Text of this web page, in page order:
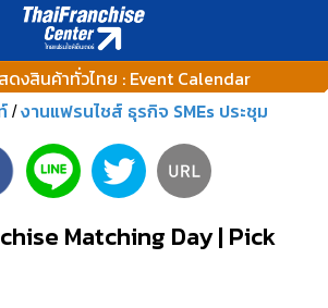
ดงสินค้าทั่วไทย : Event Calendar
/งานแฟรนไชส์ ธุรกิจ SMEs ประชุม
Matching Day | Pick